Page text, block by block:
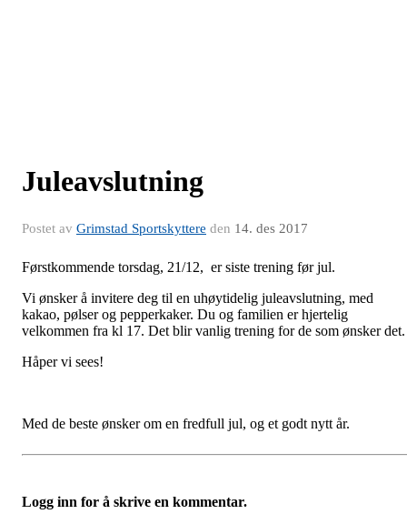
Juleavslutning
Postet av Grimstad Sportskyttere den 14. des 2017
Førstkommende torsdag, 21/12, er siste trening før jul.
Vi ønsker å invitere deg til en uhøytidelig juleavslutning, med
kakao, pølser og pepperkaker. Du og familien er hjertelig
velkommen fra kl 17. Det blir vanlig trening for de som ønsker
Håper vi sees!
Med de beste ønsker om en fredfull jul, og et godt nytt år.
Logg inn for å skrive en kommentar.